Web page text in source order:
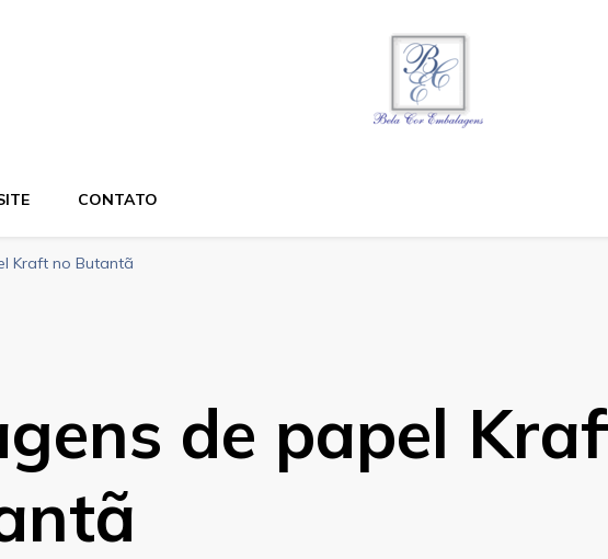
CONTATO
Kraft no Butantã
de papel